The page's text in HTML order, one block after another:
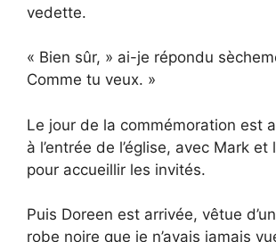
vedette.
« Bien sûr, » ai-je répondu
Comme tu veux. »
Le jour de la commémoration est
à l’entrée de l’église, avec Mark
pour accueillir les invités.
Puis Doreen est arrivée, vêtue
robe noire que je n’avais jamais